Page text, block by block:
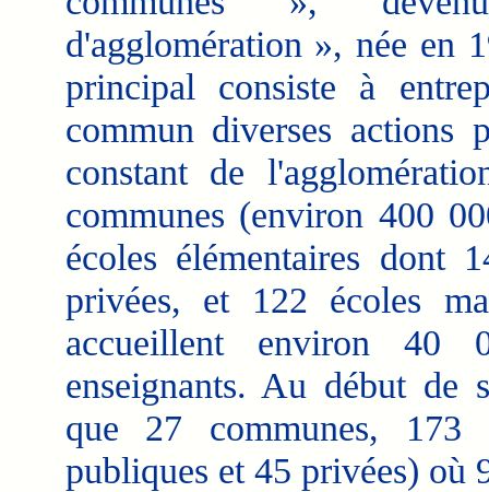
d'agglomération », née en
principal consiste à
commun diverses actions
constant de
communes (environ 400
écoles élémentaires dont
privées, et 122 écoles
accueillent environ 40
enseignants. Au début de
que 27 communes, 173
publiques et 45 privées) où